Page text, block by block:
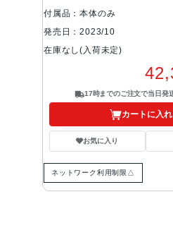
付属品：本体のみ
発売日：2023/10
在庫なし(入荷未定)
17時までのご注文で当日発
カートに入
お気に入り
ネットワーク利用制限△